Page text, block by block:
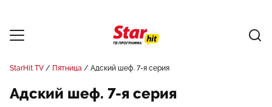
StarHit TV Пятница Адский шеф. 7-я серия
Адский шеф. 7-я серия